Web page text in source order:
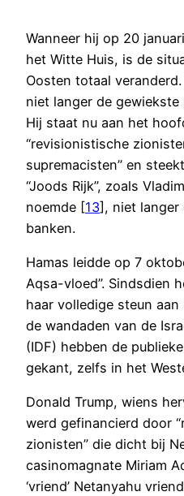
Wanneer hij op 20
het Witte Huis, is de
Oosten totaal
niet langer de
Hij staat nu aan het
“revisionistische
supremacisten” en
“Joods Rijk”, zoals
noemde [13], niet langer
banken.
Hamas leidde op 7
Aqsa-vloed”. Sindsdien
haar volledige steun
de wandaden van de
(IDF) hebben de
gekant, zelfs in het
Donald Trump, wiens
werd gefinancierd door
zionisten” die dicht bij
casinomagnate Miriam
‘vriend’ Netanyahu